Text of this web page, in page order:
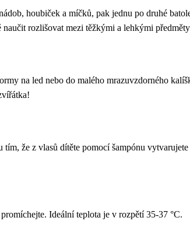
houbiček a míčků, pak jednu po druhé
rozlišovat mezi těžkými a lehkými
na led nebo do malého mrazuvzdorného
že z vlasů dítěte pomocí šampónu
Ideální teplota je v rozpětí 35-37 °C.